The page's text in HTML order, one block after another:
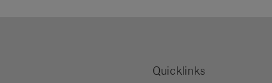
Quicklinks